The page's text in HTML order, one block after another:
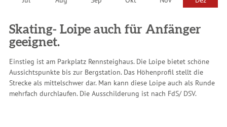
Skating- Loipe auch für Anfänger
geeignet.
Einstieg ist am Parkplatz Rennsteighaus. Die Loipe bietet schöne
Aussichtspunkte bis zur Bergstation. Das Höhenprofil stellt die
Strecke als mittelschwer dar. Man kann diese Loipe auch als Runde
mehrfach durchlaufen. Die Ausschilderung ist nach FdS/ DSV.